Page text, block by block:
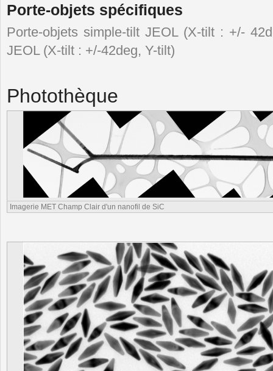
Porte-objets spécifiques
Porte-objets simple-tilt JEOL (X-tilt : +/-
JEOL (X-tilt : +/-42deg, Y-tilt)
Photothèque
Imagerie MET Champ Clair d'un nanofil de SiC